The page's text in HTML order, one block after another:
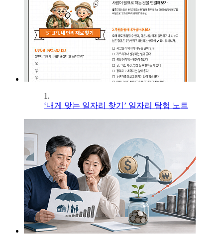
1.
‘내게 맞는 일자리 찾기’ 일자리 탐험 노트